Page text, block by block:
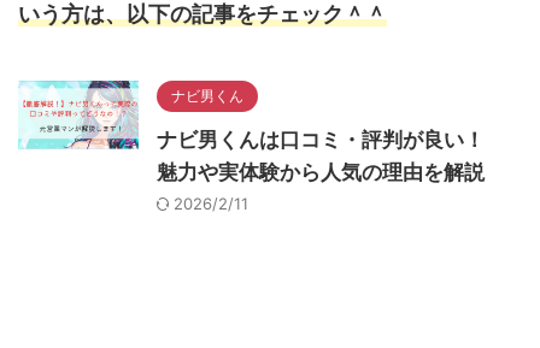
いう方は、以下の記事をチェック＾＾
ナビ男くん
ナビ男くんは口コミ・評判が良い！
魅力や実体験から人気の理由を解説
2026/2/11